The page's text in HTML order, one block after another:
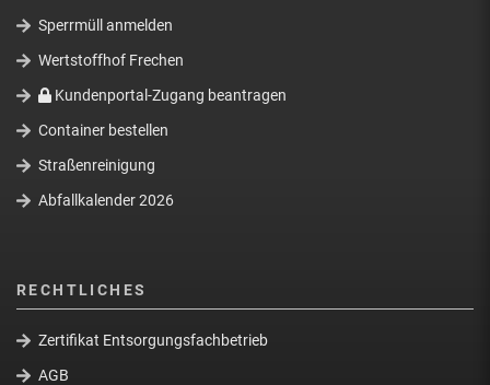
Sperrmüll anmelden
Wertstoffhof Frechen
Kundenportal-Zugang beantragen
Container bestellen
Straßenreinigung
Abfallkalender 2026
RECHTLICHES
Zertifikat Entsorgungsfachbetrieb
AGB